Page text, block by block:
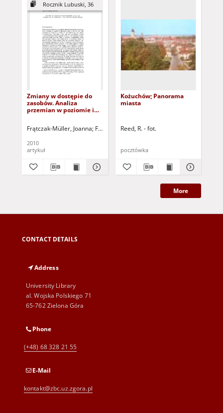
Rocznik Lubuski, 36
Zmiany w dostępie do
zasobów. Analiza
przemian w poziomie i
resources: analysing
level and quality of
living of the Poles
Frątczak-Müller, Joanna Frątczak-Müller, Joanna - red.
2010
artykuł
Kożuchów; Panorama
miasta
Reed, R. - fot.
pocztówka
More
CONTACT DETAILS
Address
University Library
al. Wojska Polskiego 71
65-762 Zielona Góra
Phone
(+48) 68 328 21 55
E-Mail
kontakt@zbc.uz.zgora.pl